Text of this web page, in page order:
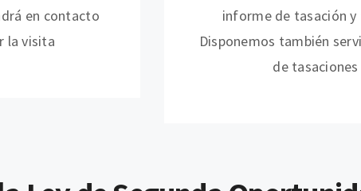
en contacto
la visita
informe de tasación
Disponemos también
de tasaciones